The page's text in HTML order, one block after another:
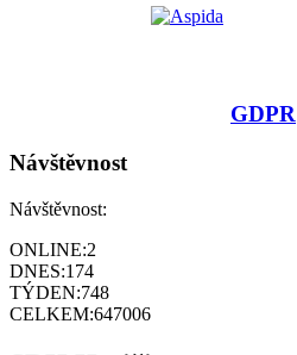
GDPR
Návštěvnost
Návštěvnost:
ONLINE:2
DNES:174
TÝDEN:748
CELKEM:647006